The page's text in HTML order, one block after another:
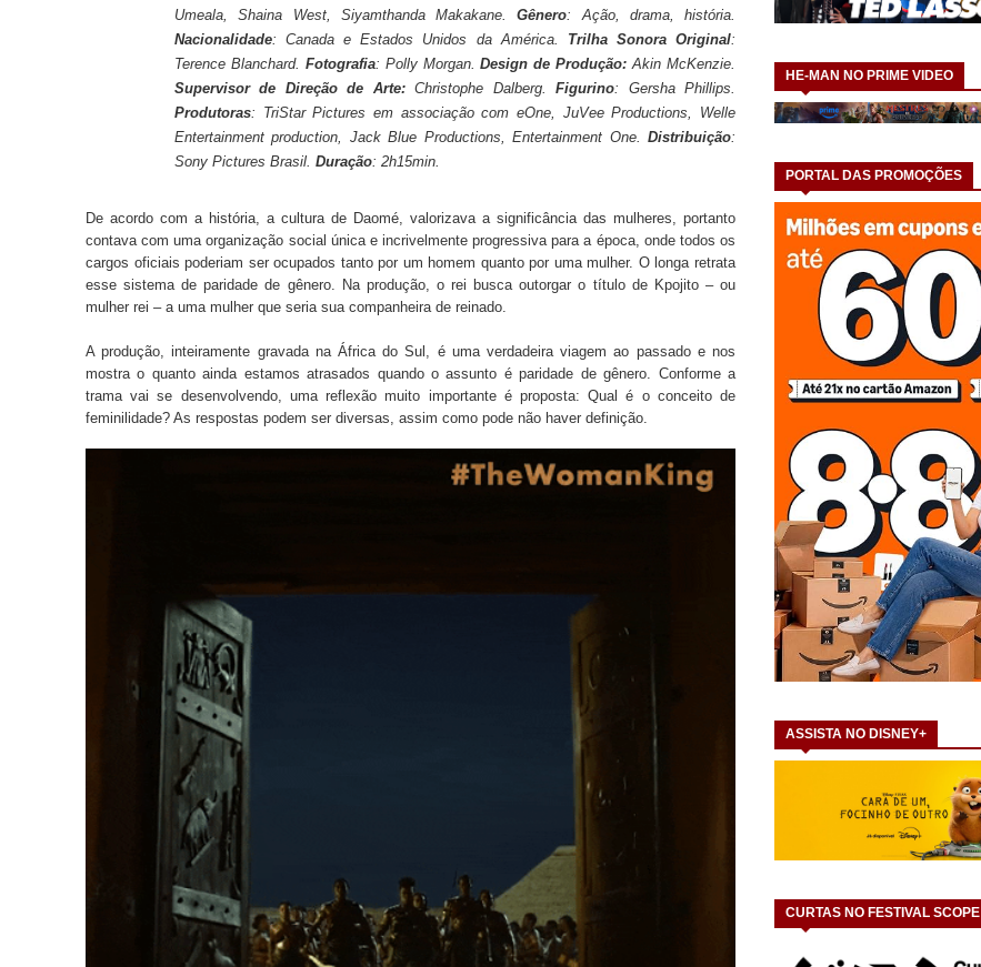
HE-MAN NO PRIME VIDEO
PORTAL DAS PROMOÇÕES
ASSISTA NO DISNEY+
CURTAS NO FESTIVAL SCOPE
Umeala, Shaina West, Siyamthanda Makakane.Gênero: Ação, drama, história.
Nacionalidade: Canada e Estados Unidos da América. Trilha Sonora Original:
Terence Blanchard. Fotografia: Polly Morgan.Design de Produção: Akin McKenzie.
Supervisor de Direção de Arte:Christophe Dalberg.Figurino: Gersha Phillips.
Produtoras: TriStar Pictures em associação com eOne, JuVee Productions, Welle
Entertainment production, Jack Blue Productions, Entertainment One. Distribuição:
Sony Pictures Brasil. Duração: 2h15min.
De acordo com a história, a cultura de Daomé, valorizava a significância das mulheres, portanto
contava com uma organização social única e incrivelmente progressiva para a época, onde todos os
cargos oficiais poderiam ser ocupados tanto por um homem quanto por uma mulher. O longa retrata
esse sistema de paridade de gênero. Na produção, o rei busca outorgar o título de Kpojito – ou
mulher rei – a uma mulher que seria sua companheira de reinado.
A produção, inteiramente gravada na África do Sul, é uma verdadeira viagem ao passado e nos
mostra o quanto ainda estamos atrasados quando o assunto é paridade de gênero. Conforme a
trama vai se desenvolvendo, uma reflexão muito importante é proposta: Qual é o conceito de
feminilidade? As respostas podem ser diversas, assim como pode não haver definição.